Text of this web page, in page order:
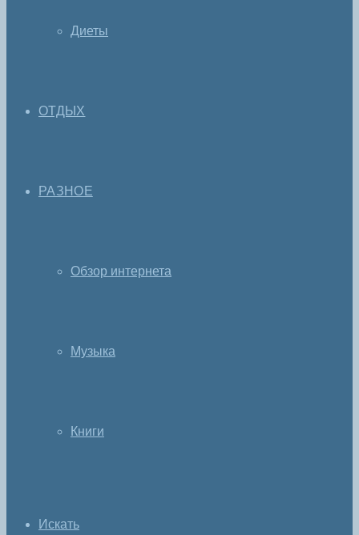
Диеты
ОТДЫХ
РАЗНОЕ
Обзор интернета
Музыка
Книги
Искать